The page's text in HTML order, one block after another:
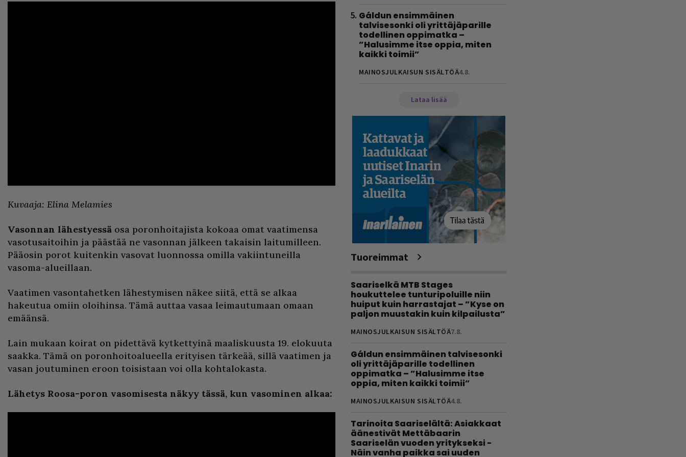
Kuvaaja: Elina Melamies
Vasonnan lähestyessä osa poronhoitajista kokoaa omat vaatimensa
vasotusaitoihin ja päästää ne vasonnan jälkeen takaisin laitumilleen.
Pääosin porot kuitenkin vasovat luonnossa omilla vakiintuneilla
vasoma-alueillaan.
Vaatimen vasontahetken lähestymisen näkee siitä, että se alkaa
hakeutua omiin oloihinsa. Tämä auttaa vasaa leimautumaan omaan
emäänsä.
Lain mukaan koirat on pidettävä kytkettyinä maaliskuusta 19. elokuuta
saakka. Tämä on poronhoitoalueella erityisen tärkeää, sillä vaatimen ja
vasan joutuminen eroon toisistaan voi olla kohtalokasta.
Lähetys Roosa-poron vasomisesta näkyy tässä, kun vasominen alkaa:
Gáldun ensimmäinen
talvisesonki oli yrittäjäparille
todellinen oppimatka –
”Halusimme itse oppia, miten
kaikki toimii”
MAINOSJULKAISUN SISÄLTÖÄ4.8.
Lataa lisää
Tuoreimmat
Saariselkä MTB Stages
houkuttelee tunturipoluille niin
huiput kuin harrastajat – ”Kyse on
paljon muustakin kuin kilpailusta”
MAINOSJULKAISUN SISÄLTÖÄ7.8.
Gáldun ensimmäinen talvisesonki
oli yrittäjäparille todellinen
oppimatka – ”Halusimme itse
oppia, miten kaikki toimii”
MAINOSJULKAISUN SISÄLTÖÄ4.8.
Tarinoita Saariselältä: Asiakkaat
äänestivät Mettäbaarin
Saariselän vuoden yritykseksi -
Näin vanha paikka sai uuden